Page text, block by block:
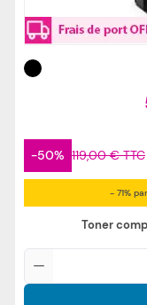
-50% 119,00 €
- 71%
Toner